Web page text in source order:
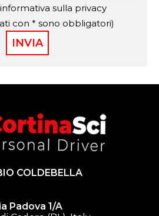
sulla privacy
con * sono obbligatori)
COLDEBELLA
Padova 1/A